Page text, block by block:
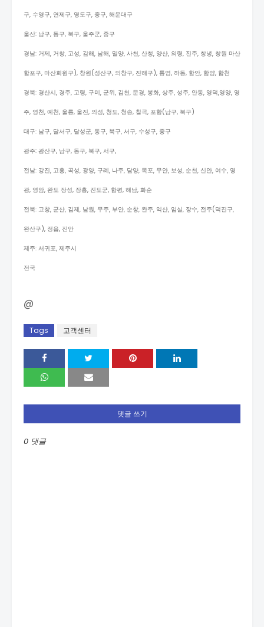
구, 수영구, 연제구, 영도구, 중구, 해운대구
울산: 남구, 동구, 북구, 울주군, 중구
경남: 거제, 거창, 고성, 김해, 남해, 밀양, 사천, 산청, 양산, 의령, 진주, 창녕, 창원 마산
합포구, 마산회원구), 창원(성산구, 의창구, 진해구), 통영, 하동, 함안, 함양, 합천
경북: 경산시, 경주, 고령, 구미, 군위, 김천, 문경, 봉화, 상주, 성주, 안동, 영덕,영양, 영
주, 영천, 예천, 울릉, 울진, 의성, 청도, 청송, 칠곡, 포항(남구, 북구)
대구: 남구, 달서구, 달성군, 동구, 북구, 서구, 수성구, 중구
광주: 광산구, 남구, 동구, 북구, 서구,
전남: 강진, 고흥, 곡성, 광양, 구례, 나주, 담양, 목포, 무안, 보성, 순천, 신안, 여수, 영
광, 영암, 완도 장성, 장흥, 진도군, 함평, 해남, 화순
전북: 고창, 군산, 김제, 남원, 무주, 부안, 순창, 완주, 익산, 임실, 장수, 전주(덕진구,
완산구), 정읍, 진안
제주: 서귀포, 제주시
전국
@
Tags 고객센터
댓글 쓰기
0 댓글